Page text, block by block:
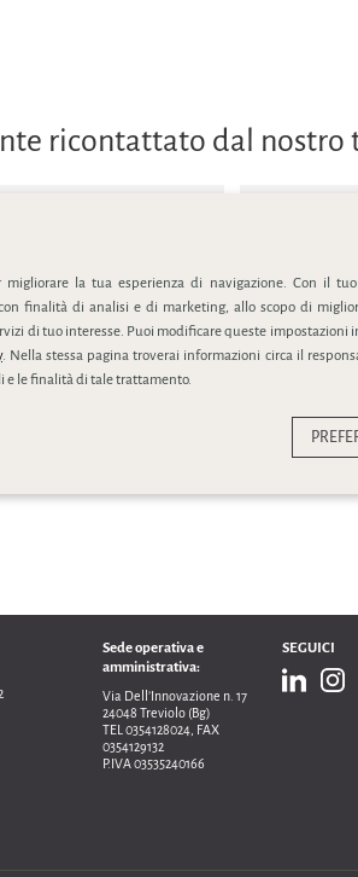
ricontattato dal nostro
Sede operativa e
amministrativa:
Via Dell’Innovazione n. 17
24048 Treviolo (Bg)
TEL 0354128024, FAX
0354129132
P.IVA 03535240166
SEGUICI
la tua esperienza di navigazione. Con il tuo
finalità di analisi e di marketing, allo scopo di
di tuo interesse. Puoi modificare queste impostazioni
. Nella stessa pagina troverai informazioni circa il
e le finalità di tale trattamento.